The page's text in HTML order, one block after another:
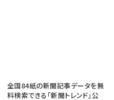
全国84紙の新聞記事データを無
料検索できる「新聞トレンド」公